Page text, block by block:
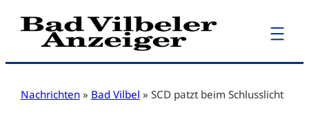
Zum
Inhalt
Nachrichten » Bad Vilbel » SCD patzt beim Schlusslicht